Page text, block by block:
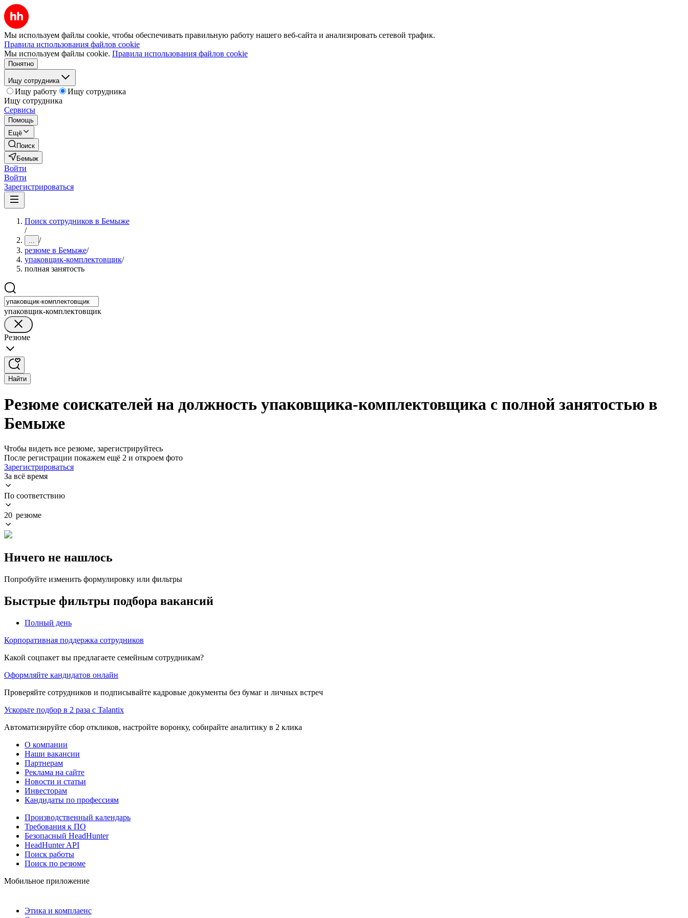
Мы используем файлы cookie, чтобы обеспечивать правильную работу нашего веб-сайта и анализировать сетевой трафик.
Правила использования файлов cookie
Мы используем файлы cookie. Правила использования файлов cookie
Понятно
Ищу сотрудника
Ищу работу
Ищу сотрудника
Ищу сотрудника
Сервисы
Помощь
Ещё
Поиск
Бемыж
Войти
Войти
Зарегистрироваться
Поиск сотрудников в Бемыже
/
... /
резюме в Бемыже/
упаковщик-комплектовщик/
полная занятость
упаковщик-комплектовщик
Резюме
Найти
Резюме соискателей на должность упаковщика-комплектовщика с полной занятостью в
Бемыже
Чтобы видеть все резюме, зарегистрируйтесь
После регистрации покажем ещё 2 и откроем фото
Зарегистрироваться
За всё время
По соответствию
20 резюме
Ничего не нашлось
Попробуйте изменить формулировку или фильтры
Быстрые фильтры подбора вакансий
Полный день
Корпоративная поддержка сотрудников
Какой соцпакет вы предлагаете семейным сотрудникам?
Оформляйте кандидатов онлайн
Проверяйте сотрудников и подписывайте кадровые документы без бумаг и личных встреч
Ускорьте подбор в 2 раза с Talantix
Автоматизируйте сбор откликов, настройте воронку, собирайте аналитику в 2 клика
О компании
Наши вакансии
Партнерам
Реклама на сайте
Новости и статьи
Инвесторам
Кандидаты по профессиям
Производственный календарь
Требования к ПО
Безопасный HeadHunter
HeadHunter API
Поиск работы
Поиск по резюме
Мобильное приложение
Этика и комплаенс